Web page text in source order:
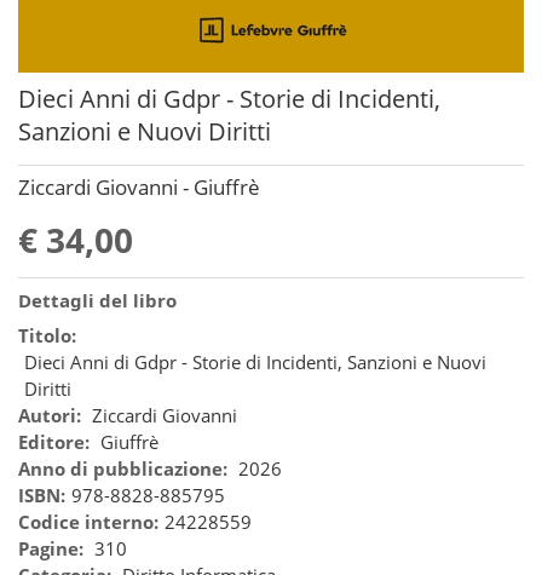
Dieci Anni di Gdpr - Storie di Incidenti,
Sanzioni e Nuovi Diritti
Ziccardi Giovanni - Giuffrè
€ 34,00
Dettagli del libro
Titolo:
Dieci Anni di Gdpr - Storie di Incidenti, Sanzioni e Nuovi
Diritti
Autori: Ziccardi Giovanni
Editore: Giuffrè
Anno di pubblicazione: 2026
ISBN: 978-8828-885795
Codice interno: 24228559
Pagine: 310